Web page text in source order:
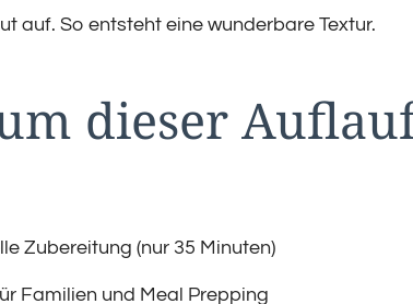
auf. So entsteht eine wunderbare Textur.
dieser
Zubereitung (nur 35 Minuten)
Familien und Meal Prepping